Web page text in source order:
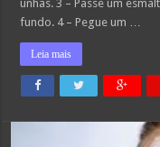
unhas. 3 – Passe um
fundo. 4 – Pegue um …
Leia mais